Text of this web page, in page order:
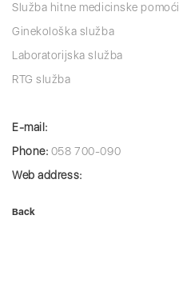
Služba hitne medicinske pomoći
Ginekološka služba
Laboratorijska služba
RTG služba
E-mail:
Phone: 058 700-090
Web address:
Back